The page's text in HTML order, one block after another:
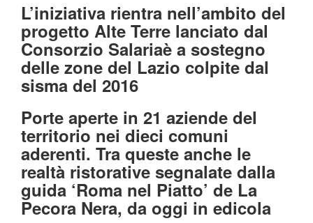
L’iniziativa rientra nell’ambito del
progetto Alte Terre lanciato dal
Consorzio Salariaè a sostegno
delle zone del Lazio colpite dal
sisma del 2016
Porte aperte in 21 aziende del
territorio nei dieci comuni
aderenti. Tra queste anche le
realtà ristorative segnalate dalla
guida ‘Roma nel Piatto’ de La
Pecora Nera, da oggi in edicola